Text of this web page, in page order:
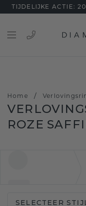
TIJDELIJKE ACTIE:
Home /
ROZE
SELECTEER